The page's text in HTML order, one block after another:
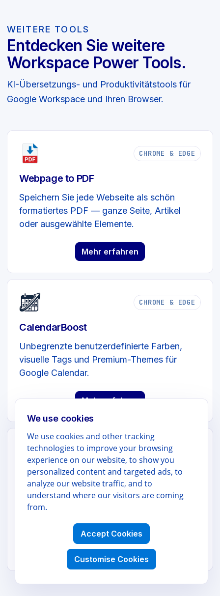
WEITERE TOOLS
Entdecken Sie weitere
Workspace Power Tools.
KI-Übersetzungs- und Produktivitätstools für
Google Workspace und Ihren Browser.
CHROME & EDGE
Webpage to PDF
Speichern Sie jede Webseite als schön
formatiertes PDF — ganze Seite, Artikel
oder ausgewählte Elemente.
Mehr erfahren
CHROME & EDGE
CalendarBoost
Unbegrenzte benutzerdefinierte Farben,
visuelle Tags und Premium-Themes für
Google Calendar.
Mehr erfahren
GOOGLE WORKSPACE
AI Docs Translator
Übersetzen Sie ganze Google Docs unter
Beibehaltung von Formatierung,
Überschriften und Tabellen.
Mehr erfahren
We use cookies
We use cookies and other tracking
technologies to improve your browsing
experience on our website, to show you
personalized content and targeted ads, to
analyze our website traffic, and to
understand where our visitors are coming
from.
Accept Cookies
Customise Cookies